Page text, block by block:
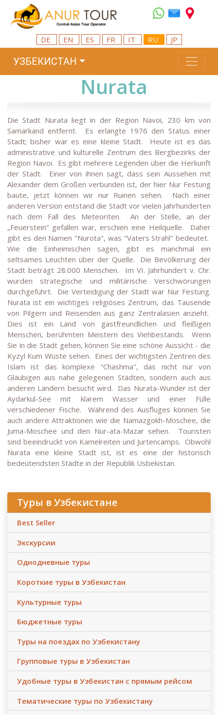
DE EN ES FR IT RU JP
УЗБЕКИСТАН
Nurata
Die Stadt Nurata liegt in der Region Navoi, 230 km von
Samarkand entfernt. Es erlangte 1976 den Status einer
Stadt; bisher war es eine kleine Stadt. Heute ist es das
administrative und kulturelle Zentrum des Bergbezirks der
Region Navoi. Es gibt mehrere Legenden über die Herkunft
der Stadt. Einer von ihnen sagt, dass sein Aussehen mit
Alexander dem Großen verbunden ist, der hier Nur Festung
baute, jetzt können wir nur Ruinen sehen. Nach einer
anderen Version entstand die Stadt vor vielen Jahrhunderten
nach dem Fall des Meteoriten. An der Stelle, an der
„Feuerstein“ gefallen war, erschien eine Heilquelle. Daher
gibt es den Namen "Nurota", was "Vaters Strahl" bedeutet.
Wie die Einheimischen sagen, gibt es manchmal ein
seltsames Leuchten über der Quelle. Die Bevölkerung der
Stadt beträgt 28.000 Menschen. Im VI. Jahrhundert v. Chr.
wurden strategische und militärische Verschwörungen
durchgeführt. Die Verteidigung der Stadt war Nur Festung.
Nurata ist ein wichtiges religiöses Zentrum, das Tausende
von Pilgern und Reisenden aus ganz Zentralasien anzieht.
Dies ist ein Land von gastfreundlichen und fleißigen
Menschen, berühmten Meistern des Viehbestands. Wenn
Sie in die Stadt gehen, können Sie eine schöne Aussicht - die
Kyzyl Kum Wüste sehen. Eines der wichtigsten Zentren des
Islam ist das komplexe "Chashma", das nicht nur von
Gläubigen aus nahe gelegenen Städten, sondern auch aus
anderen Ländern besucht wird. Das Nurata-Wunder ist der
Aydarkul-See mit klarem Wasser und einer Fülle
verschiedener Fische. Während des Ausfluges können Sie
auch andere Attraktionen wie die Namazgokh-Moschee, die
Juma-Moschee und den Nur-ata-Mazar sehen. Touristen
sind beeindruckt von Kamelreiten und Jurtencamps. Obwohl
Nurata eine kleine Stadt ist, ist es eine der historisch
bedeutendsten Städte in der Republik Usbekistan.
Туры в Узбекистане
Best Seller
Экскурсии
Однодневные туры
Короткие туры в Узбекистан
Культурные туры
Бюджетные туры
Туры на поездах по Узбекистану
Групповые туры в Узбекистан
Удобные туры в Узбекистан с прямым рейсом
Тематические туры по Узбекистану